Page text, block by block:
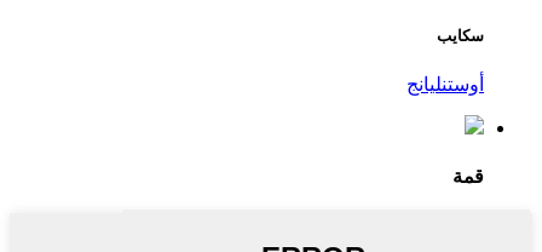
سكايب
أوستنليانج
قمة